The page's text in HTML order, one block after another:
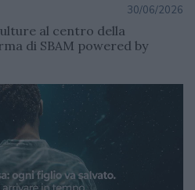
30/06/2026
al centro della
di SBAM powered by